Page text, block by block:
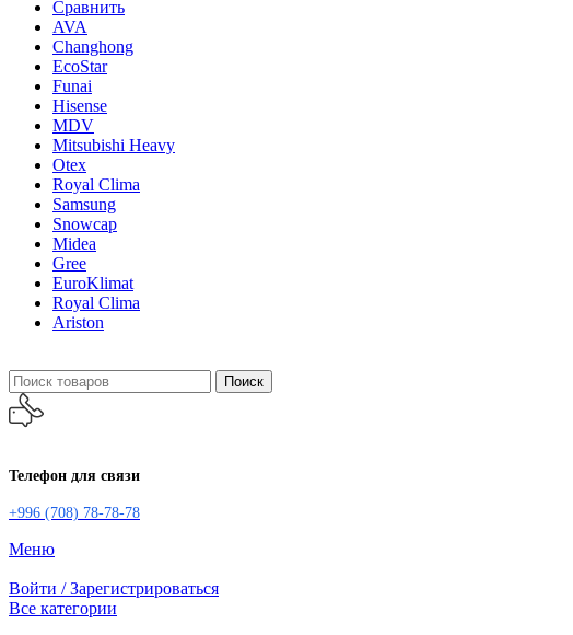
Сравнить
AVA
Changhong
EcoStar
Funai
Hisense
MDV
Mitsubishi Heavy
Otex
Royal Clima
Samsung
Snowcap
Midea
Gree
EuroKlimat
Royal Clima
Ariston
Поиск
Телефон для связи
+996 (708) 78-78-78
Меню
Войти / Зарегистрироваться
Все категории